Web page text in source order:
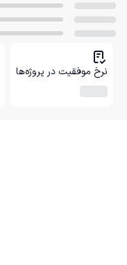
نرخ موفقیت در پروژه‌ها